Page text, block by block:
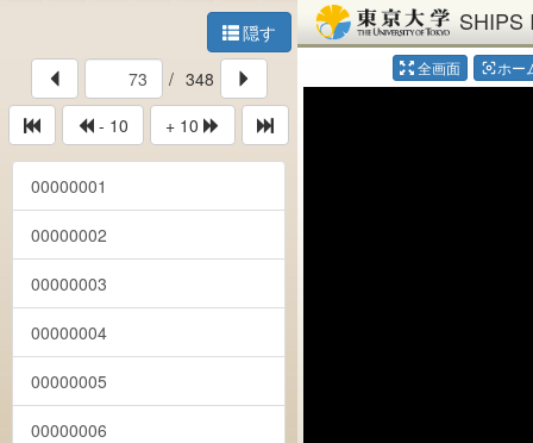
隠す
/ 348
- 10
+ 10
00000001
00000002
00000003
00000004
00000005
00000006
SHIPS
全画面 center_focus_weakホー